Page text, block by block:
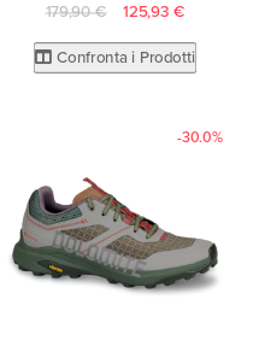
179,90 € 125,93 €
Confronta i Prodotti
-30.0%